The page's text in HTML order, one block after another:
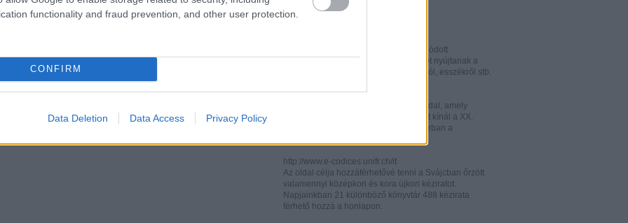
functionality and fraud prevention, and other user protection.
CONFIRM
Data Deletion Data Access Privacy Policy
http://www.italianistica.info/
Két, italianisztikai kutatásra specializálódott
információs portál - számos információt nyújtanak a
legújabb publikációkról, konferenciákról, esszékről stb.
http://digilander.libero.it/letteratura/
Könnyen áttkinthető irodalomkritikai oldal, amely
műelemzéseket és szerzői életrajzokat kínál a XX.
század elejéről. Célközönsége elsősorban a
http://www.e-codices.unifr.ch/it
Az oldal célja hozzáférhetővé tenni a Svájcban őrzött
valamennyi középkori és kora újkori kéziratot.
Napjainkban 21 különböző könyvtár 488 kézirata
férhető hozzá a honlapon.